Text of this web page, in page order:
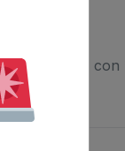
marcados con